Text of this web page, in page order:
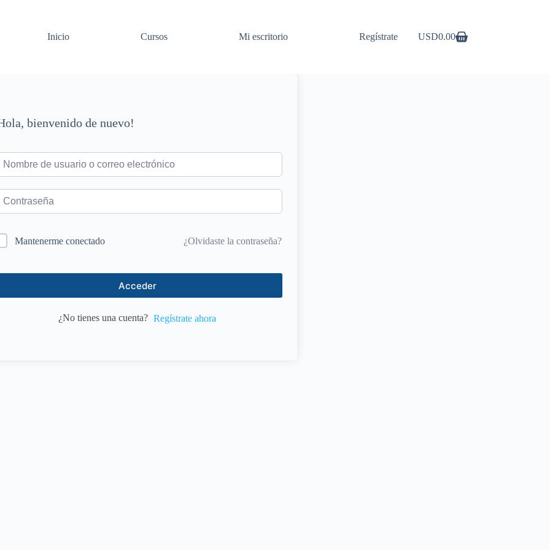
Inicio
Cursos Mi escritorio Regístrate
Carro
USD0.00
bienvenido de nuevo!
Mantenerme conectado ¿Olvidaste la contraseña?
Acceder
¿No tienes una cuenta? Regístrate ahora